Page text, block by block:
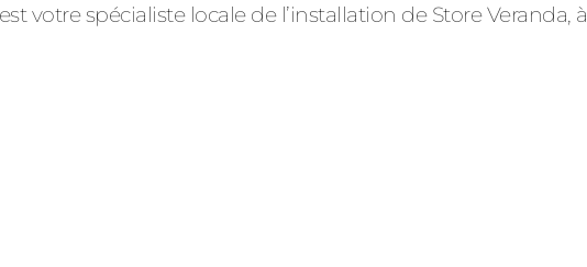
votre spécialiste locale de l’installation de Store Veranda, à